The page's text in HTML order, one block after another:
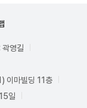
곽영길
이마빌딩 11층
일